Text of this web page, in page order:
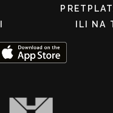
ILI NA